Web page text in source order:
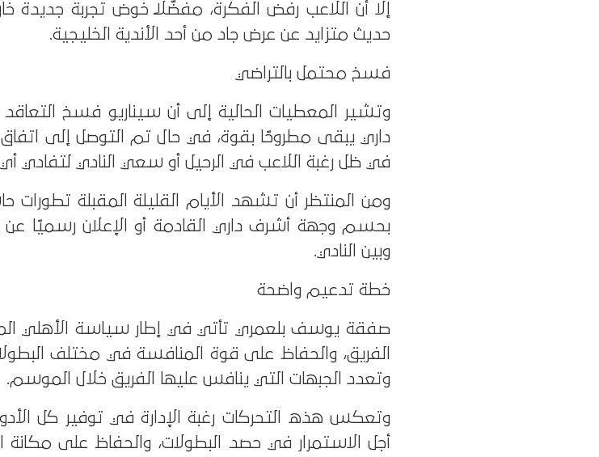
إلا أن اللاعب رفض الفكرة، مفضّلًا خوض تجربة
حديث متزايد عن عرض جاد من أحد الأندية الخليجية.
فسخ محتمل بالتراضي
وتشير المعطيات الحالية إلى أن سيناريو فسخ
داري يبقى مطروحًا بقوة، في حال تم التوصل إلى
في ظل رغبة اللاعب في الرحيل أو سعي النادي لتفادي
ومن المنتظر أن تشهد الأيام القليلة المقبلة
بحسم وجهة أشرف داري القادمة أو الإعلان رسميًا عن
وبين النادي.
خطة تدعيم واضحة
صفقة يوسف بلعمري تأتي في إطار سياسة الأهلي
الفريق، والحفاظ على قوة المنافسة في مختلف
وتعدد الجبهات التي ينافس عليها الفريق خلال الموسم.
وتعكس هذه التحركات رغبة الإدارة في توفير كل
أجل الاستمرار في حصد البطولات، والحفاظ على مكانة